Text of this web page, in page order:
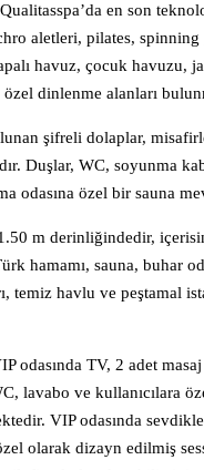
en son
aletleri, pilates,
havuz, çocuk havuzu,
dinlenme alanları
şifreli dolaplar,
Duşlar, WC, soyunma
odasına özel bir sauna
m derinliğindedir,
hamamı, sauna, buhar
temiz havlu ve peştamal
odasında TV, 2 adet
lavabo ve kullanıcılara
VIP odasında
olarak dizayn edilmiş